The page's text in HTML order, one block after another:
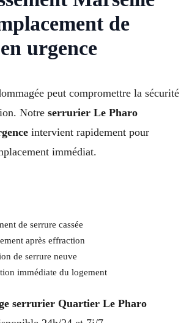
de
urgence
peut compromettre la sécurité
Notre serrurier Le Pharo
intervient rapidement pour
immédiat.
de serrure cassée
après effraction
de serrure neuve
immédiate du logement
serrurier Quartier Le Pharo